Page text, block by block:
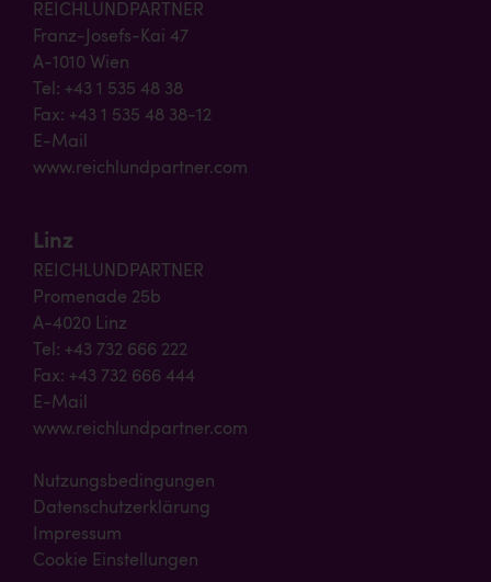
REICHLUNDPARTNER
Franz-Josefs-Kai 47
A-1010 Wien
Tel: +43 1 535 48 38
Fax: +43 1 535 48 38-12
E-Mail
www.reichlundpartner.com
Linz
REICHLUNDPARTNER
Promenade 25b
A-4020 Linz
Tel: +43 732 666 222
Fax: +43 732 666 444
E-Mail
www.reichlundpartner.com
Nutzungsbedingungen
Datenschutzerklärung
Impressum
Cookie Einstellungen